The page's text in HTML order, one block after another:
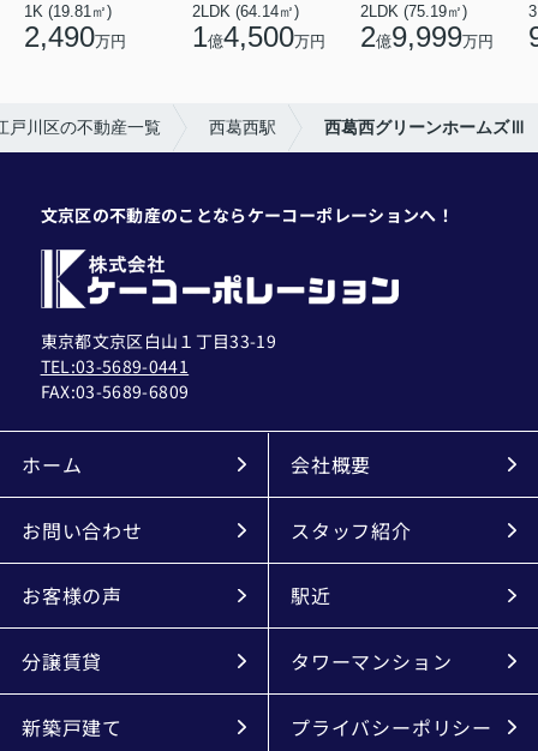
1K (19.81㎡)
2,490万円
2LDK (64.14㎡)
1億4,500万円
2LDK (75.19㎡)
2億9,999万円
戸川区の不動産一覧 西葛西駅 西葛西グリーンホームズⅢ
文京区の不動産のことならケーコーポレーションへ！
東京都文京区白山１丁目33-19
TEL:03-5689-0441
FAX:03-5689-6809
ホーム 会社概要
お問い合わせ スタッフ紹介
お客様の声 駅近
分譲賃貸 タワーマンション
新築戸建て プライバシーポリシー